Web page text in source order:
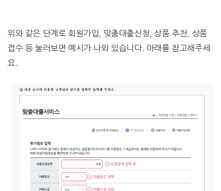
위와 같은 단계로 회원가입, 맞춤대출신청, 상품 추천, 상품
접수 등 눌러보면 예시가 나와 있습니다. 아래를 참고해주세
요.